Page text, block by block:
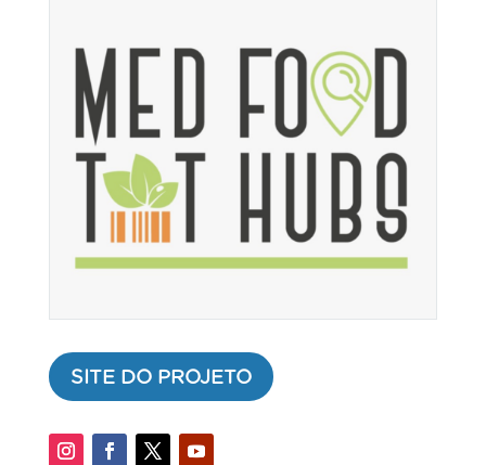
SITE DO PROJETO